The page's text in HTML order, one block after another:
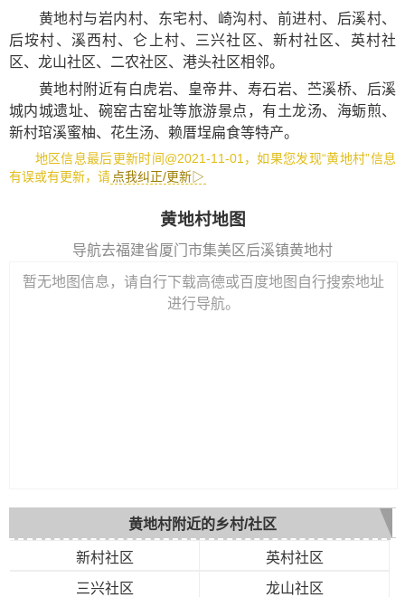
黄地村与岩内村、东宅村、崎沟村、前进村、后溪村、
后垵村、溪西村、仑上村、三兴社区、新村社区、英村社
区、龙山社区、二农社区、港头社区相邻。
黄地村附近有 白虎岩、 皇帝井、 寿石岩、 苎溪桥、 后溪
城内城遗址、 碗窑古窑址等旅游景点，有土龙汤、 海蛎煎、
新村琯溪蜜柚、 花生汤、 赖厝埕扁食等特产。
地区信息最后更新时间@2021-11-01，如果您发现“黄地村”信息
有误或有更新，请 点我纠正/更新▷
黄地村地图
导航去福建省厦门市集美区后溪镇黄地村
暂无地图信息，请自行下载高德或百度地图自行搜索地址
进行导航。
黄地村附近的乡村/社区
新村社区
英村社区
三兴社区
龙山社区